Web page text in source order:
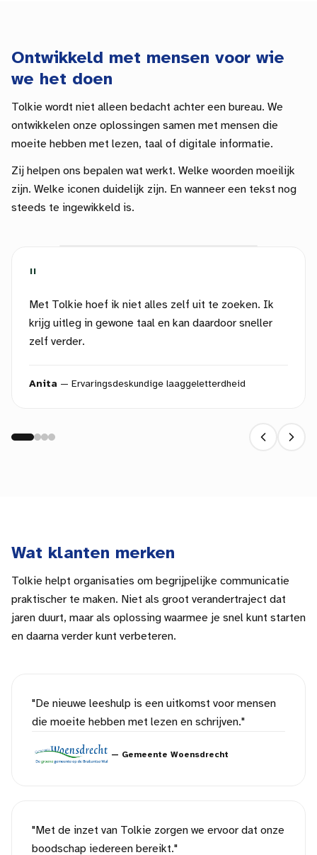
Ontwikkeld met mensen voor wie
we het doen
Tolkie wordt niet alleen bedacht achter een bureau. We
ontwikkelen onze oplossingen samen met mensen die
moeite hebben met lezen, taal of digitale informatie.
Zij helpen ons bepalen wat werkt. Welke woorden moeilijk
zijn. Welke iconen duidelijk zijn. En wanneer een tekst nog
steeds te ingewikkeld is.
"
Met Tolkie hoef ik niet alles zelf uit te zoeken. Ik
krijg uitleg in gewone taal en kan daardoor sneller
zelf verder.
Anita — Ervaringsdeskundige laaggeletterdheid
Wat klanten merken
Tolkie helpt organisaties om begrijpelijke communicatie
praktischer te maken. Niet als groot verandertraject dat
jaren duurt, maar als oplossing waarmee je snel kunt starten
en daarna verder kunt verbeteren.
"De nieuwe leeshulp is een uitkomst voor mensen
die moeite hebben met lezen en schrijven."
— Gemeente Woensdrecht
"Met de inzet van Tolkie zorgen we ervoor dat onze
boodschap iedereen bereikt."